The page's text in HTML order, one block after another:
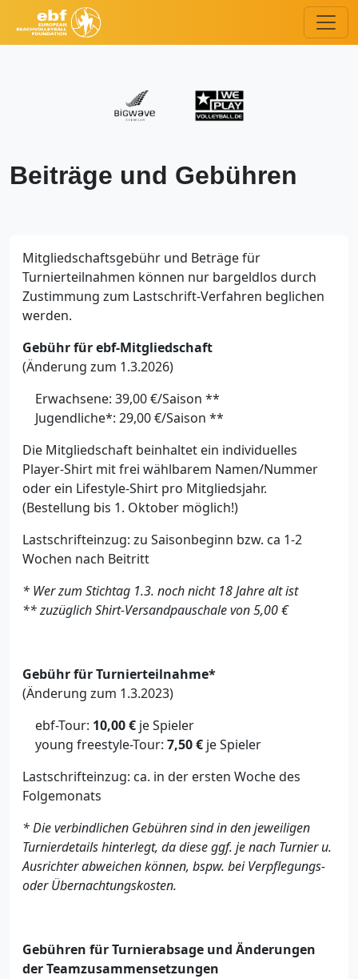
Beiträge und Gebühren
Mitgliedschaftsgebühr und Beträge für
Turnierteilnahmen können nur bargeldlos durch
Zustimmung zum Lastschrift-Verfahren beglichen
werden.
Gebühr für ebf-Mitgliedschaft
(Änderung zum 1.3.2026)
Erwachsene: 39,00 €/Saison **
Jugendliche*: 29,00 €/Saison **
Die Mitgliedschaft beinhaltet ein individuelles
Player-Shirt mit frei wählbarem Namen/Nummer
oder ein Lifestyle-Shirt pro Mitgliedsjahr.
(Bestellung bis 1. Oktober möglich!)
Lastschrifteinzug: zu Saisonbeginn bzw. ca 1-2
Wochen nach Beitritt
* Wer zum Stichtag 1.3. noch nicht 18 Jahre alt ist
** zuzüglich Shirt-Versandpauschale von 5,00 €
Gebühr für Turnierteilnahme*
(Änderung zum 1.3.2023)
ebf-Tour: 10,00 € je Spieler
young freestyle-Tour: 7,50 € je Spieler
Lastschrifteinzug: ca. in der ersten Woche des
Folgemonats
* Die verbindlichen Gebühren sind in den jeweiligen
Turnierdetails hinterlegt, da diese ggf. je nach Turnier u.
Ausrichter abweichen können, bspw. bei Verpflegungs-
oder Übernachtungskosten.
Gebühren für Turnierabsage und Änderungen
der Teamzusammensetzungen